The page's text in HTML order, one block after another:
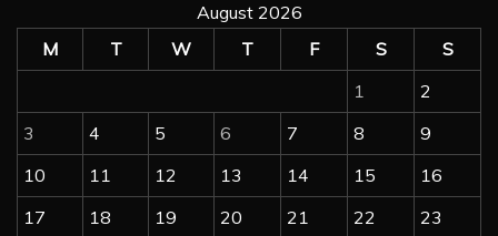
August 2026
M
T W T F S
S
1
2
3
4 5 6 7 8
9
10
11 12 13 14 15
16
17
18 19 20 21 22
23